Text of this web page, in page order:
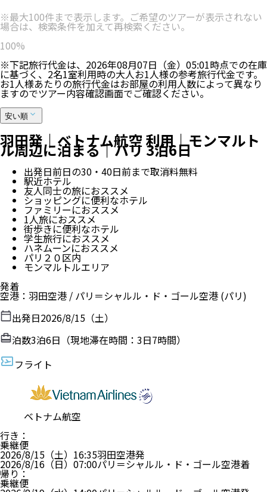
※最大100件まで表示します。ご希望のツアーが表示されない
場合は、検索条件を加えて再検索ください。
100%
※下記旅行代金は、 2026年08月07日（金）05:01時点での在庫
に基づく、2名1室利用時の大人お1人様の参考旅行代金です。
お1人様あたりの旅行代金はお部屋の利用人数によって異なり
ますのでツアー内容確認画面でご確認ください。
安い順
羽田発｜ベトナム航空 利用｜モンマルト
ル周辺に泊まる｜パリ 3泊6日
出発日前日の30・40日前まで取消料無料
駅近ホテル
友人同士の旅におススメ
ショッピングに便利なホテル
ファミリーにおススメ
1人旅におススメ
街歩きに便利なホテル
学生旅行におススメ
ハネムーンにおススメ
パリ２０区内
モンマルトルエリア
発着
空港 ： 羽田空港 / パリ＝シャルル・ド・ゴール空港 (パリ)
出発日2026/8/15（土）
泊数3泊6日（現地滞在時間： 3日7時間）
フライト
ベトナム航空
行き ：
乗継便
2026/8/15（土） 16:35羽田空港発
2026/8/16（日） 07:00パリ＝シャルル・ド・ゴール空港着
帰り ：
乗継便